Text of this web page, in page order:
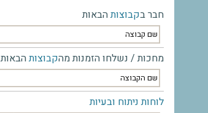
חבר בקבוצותהבאות
שם קבוצה
מחכות / נשלחו הזמנות מהקבוצותהבאות
שם הקבוצה
לוחות ניתוח ובעיות